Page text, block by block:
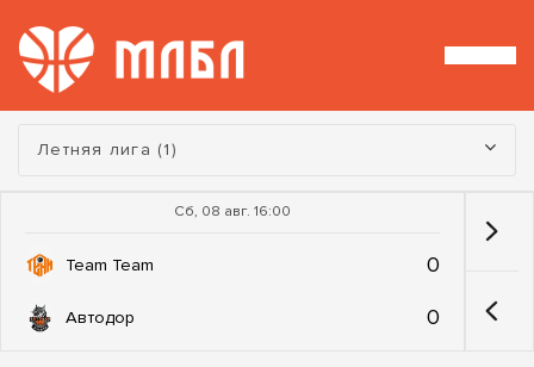
Турнир:
Летняя лига (1)
Сб, 08 авг. 16:00
Team Team 0
Автодор 0